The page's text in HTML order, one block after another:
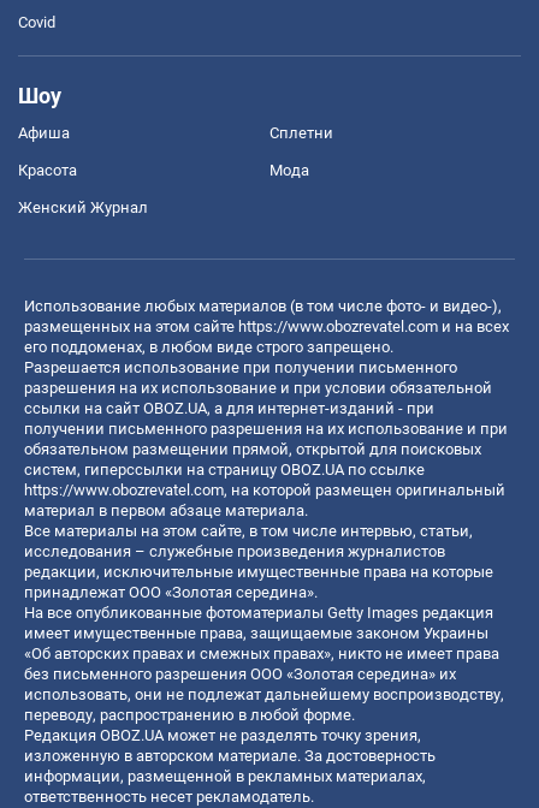
Covid
Шоу
Афиша Сплетни
Красота Мода
Женский Журнал
Использование любых материалов (в том числе фото- и видео-),
размещенных на этом сайте https://www.obozrevatel.com и на всех
его поддоменах, в любом виде строго запрещено.
Разрешается использование при получении письменного
разрешения на их использование и при условии обязательной
ссылки на сайт OBOZ.UA, а для интернет-изданий - при
получении письменного разрешения на их использование и при
обязательном размещении прямой, открытой для поисковых
систем, гиперссылки на страницу OBOZ.UA по ссылке
https://www.obozrevatel.com, на которой размещен оригинальный
материал в первом абзаце материала.
Все материалы на этом сайте, в том числе интервью, статьи,
исследования – служебные произведения журналистов
редакции, исключительные имущественные права на которые
принадлежат ООО «Золотая середина».
На все опубликованные фотоматериалы Getty Images редакция
имеет имущественные права, защищаемые законом Украины
«Об авторских правах и смежных правах», никто не имеет права
без письменного разрешения ООО «Золотая середина» их
использовать, они не подлежат дальнейшему воспроизводству,
переводу, распространению в любой форме.
Редакция OBOZ.UA может не разделять точку зрения,
изложенную в авторском материале. За достоверность
информации, размещенной в рекламных материалах,
ответственность несет рекламодатель.